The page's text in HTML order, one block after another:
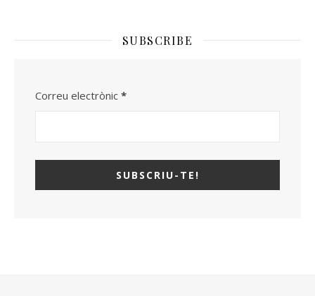
SUBSCRIBE
Correu electrònic *